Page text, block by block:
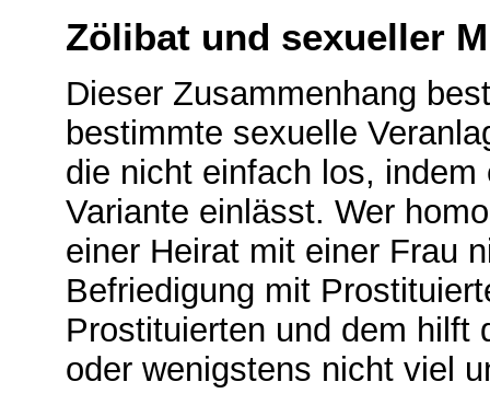
Zölibat und sexueller
Dieser Zusammenhang
bestimmte sexuelle
die nicht einfach los,
Variante einlässt. Wer
einer Heirat mit einer Frau
Befriedigung mit
Prostituierten und dem hilft
oder wenigstens nicht viel